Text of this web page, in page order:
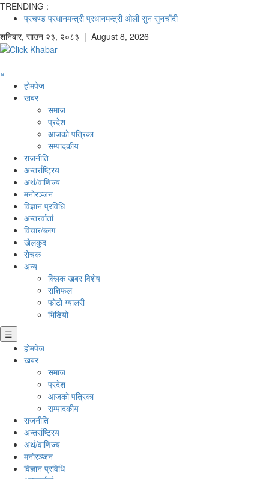
TRENDING :
प्रचण्ड प्रधानमन्त्री प्रधानमन्त्री ओली सुन सुनचाँदी
शनिबार, साउन २३, २०८३ | August 8, 2026
×
होमपेज
खबर
समाज
प्रदेश
आजको पत्रिका
सम्पादकीय
राजनीति
अन्तर्राष्ट्रिय
अर्थ/वाणिज्य
मनाेरञ्जन
विज्ञान प्रविधि
अन्तरर्वार्ता
विचार/ब्लग
खेलकुद
रोचक
अन्य
क्लिक खबर विशेष
राशिफल
फोटो ग्यालरी
भिडियो
☰
होमपेज
खबर
समाज
प्रदेश
आजको पत्रिका
सम्पादकीय
राजनीति
अन्तर्राष्ट्रिय
अर्थ/वाणिज्य
मनाेरञ्जन
विज्ञान प्रविधि